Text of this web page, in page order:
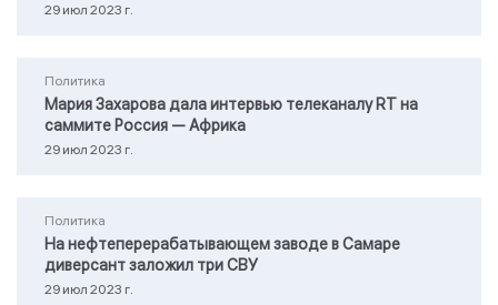
29 июл 2023 г.
Политика
Мария Захарова дала интервью телеканалу RТ на
саммите Россия — Африка
29 июл 2023 г.
Политика
На нефтеперерабатывающем заводе в Самаре
диверсант заложил три СВУ
29 июл 2023 г.